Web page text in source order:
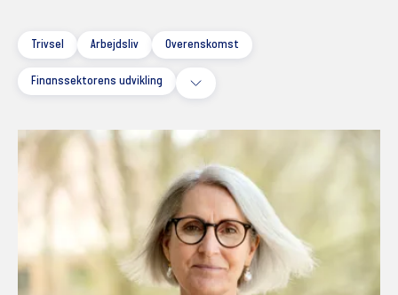
Trivsel Arbejdsliv Overenskomst
Finanssektorens udvikling